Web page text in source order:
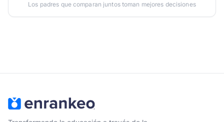
Los padres que comparan juntos toman mejores decisiones